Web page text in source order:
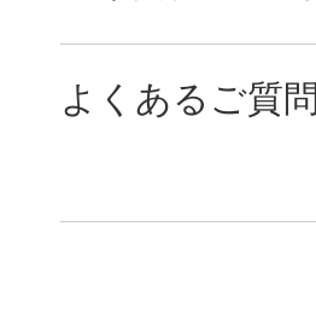
よくあるご質問